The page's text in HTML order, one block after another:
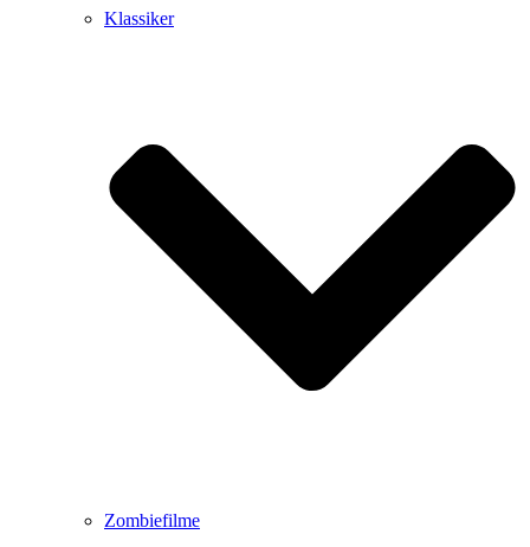
Klassiker
Zombiefilme